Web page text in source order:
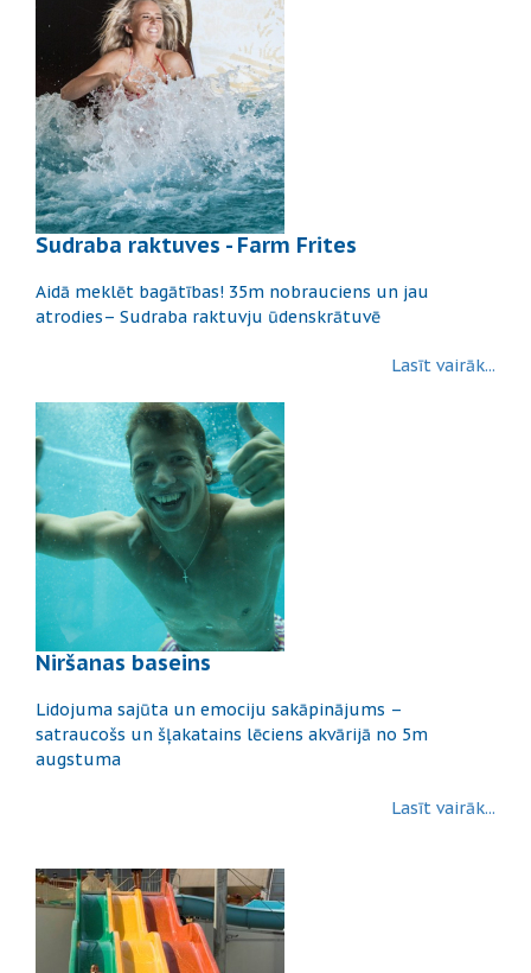
Sudraba raktuves - Farm Frites
Aidā meklēt bagātības! 35m nobrauciens un jau
atrodies– Sudraba raktuvju ūdenskrātuvē
Lasīt vairāk...
Niršanas baseins
Lidojuma sajūta un emociju sakāpinājums –
satraucošs un šļakatains lēciens akvārijā no 5m
augstuma
Lasīt vairāk...